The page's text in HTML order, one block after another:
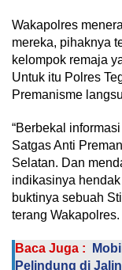
Wakapolres
mereka, pihaknya
kelompok remaja
Untuk itu Polres
Premanisme
“Berbekal
Satgas Anti
Selatan. Dan
indikasinya
buktinya sebuah
terang Wakapolres.
Baca Juga :
Pelindung di